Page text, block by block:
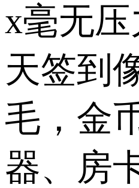
x毫无压
天签到
毛，金
器、房